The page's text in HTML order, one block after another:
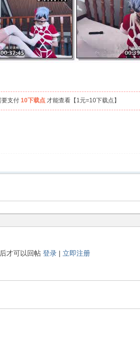
要支付 10下载点 才能查看【1元=10下载点】
才可以回帖 登录| 立即注册